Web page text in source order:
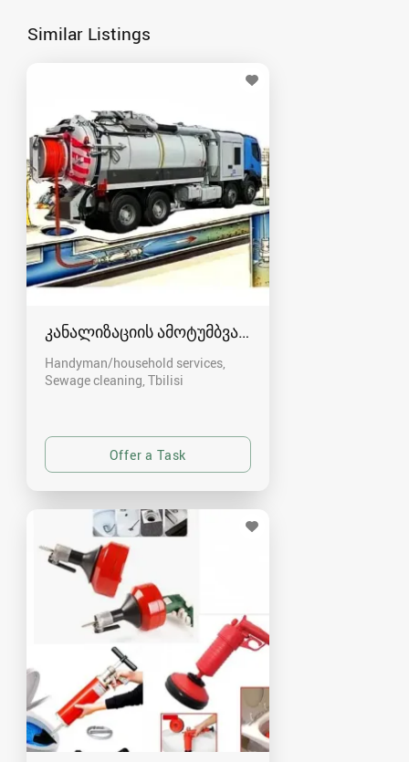
Similar Listings
კანალიზაციის ამოტუმბვა, გაწმენდა
Handyman/household services,
Sewage cleaning Tbilisi